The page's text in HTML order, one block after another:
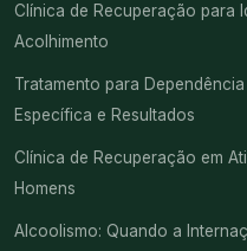
Clínica de Recuperação para
Acolhimento
Tratamento para
Específica e Resultados
Clínica de Recuperação em
Homens
Alcoolismo: Quando a